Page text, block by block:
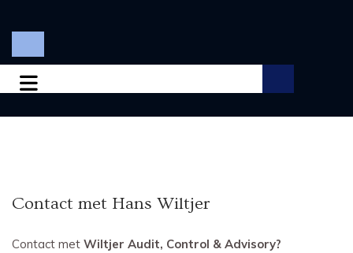
Contact met Hans Wiltjer
Contact met Wiltjer Audit, Control & Advisory?